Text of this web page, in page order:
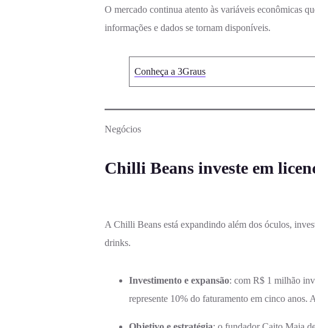
O mercado continua atento às variáveis econômicas
informações e dados se tornam disponíveis.
Conheça a 3Graus
Negócios
Chilli Beans investe em
A Chilli Beans está expandindo além dos óculos,
drinks.
Investimento e expansão: com R$ 1 milhão
represente 10% do faturamento em cinco